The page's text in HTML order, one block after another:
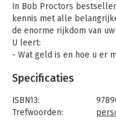
In Bob Proctors
kennis met alle
de enorme rijkdom van
U leert:
- Wat geld is en hoe u er
- Hoe u in uw geest
- Hoe u overvloed in uw
- De rol van vertrouwen in
Specificaties
ISBN13:
Trefwoorden: